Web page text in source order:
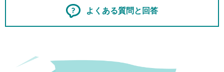
よくある質問と回答